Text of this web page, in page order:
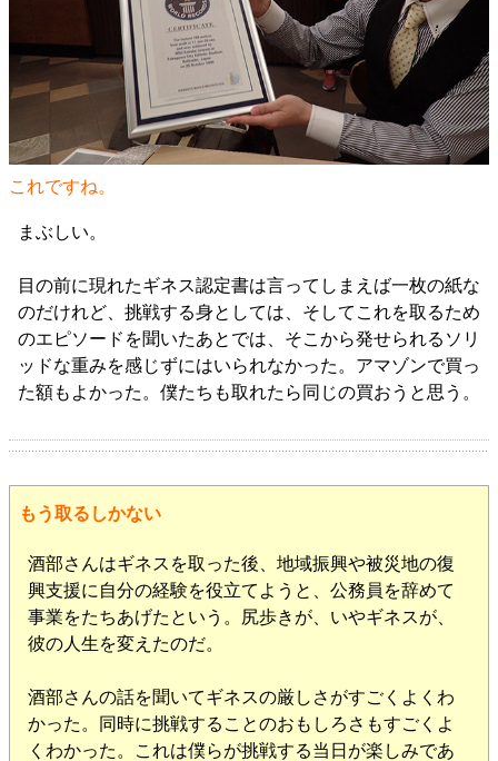
これですね。
まぶしい。
目の前に現れたギネス認定書は言ってしまえば一枚の紙な
のだけれど、挑戦する身としては、そしてこれを取るため
のエピソードを聞いたあとでは、そこから発せられるソリ
ッドな重みを感じずにはいられなかった。アマゾンで買っ
た額もよかった。僕たちも取れたら同じの買おうと思う。
もう取るしかない
酒部さんはギネスを取った後、地域振興や被災地の復
興支援に自分の経験を役立てようと、公務員を辞めて
事業をたちあげたという。尻歩きが、いやギネスが、
彼の人生を変えたのだ。
酒部さんの話を聞いてギネスの厳しさがすごくよくわ
かった。同時に挑戦することのおもしろさもすごくよ
くわかった。これは僕らが挑戦する当日が楽しみであ